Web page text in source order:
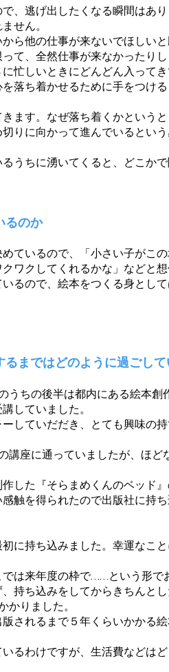
、逃げ出したくなる瞬間はあ
せん。
ら他の仕事が来ないでほしい
て、全然仕事が来なかったりし
忙しいときにどんどん入って
落ち着かせるために手をつける
ます。なぜ落ち着くかという
りに向かって進んでいるとい
うちに湧いてくると、どこか
るのか
ているので、「小さい子がこ
ワクしてくれるかな」などと想
るので、絵本をつくる身とし
るまではどのように過ごし
ちの後半は都内にある絵本創
していました。
していだだき、とても興味の持
座に通っていましたが、ほど
した『そらまめくんのベッド
触を得られたので出版社に持
に持ち込みました。幸運なこ
は来年度の枠で……という形で
持ち込みをしてからきちんと
かりました。
されるまで５年くらいかかる絵
るわけですが、生活費などは